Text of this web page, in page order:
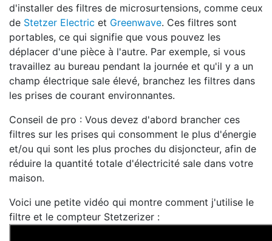
d'installer des filtres de microsurtensions, comme ceux
de Stetzer Electric et Greenwave. Ces filtres sont
portables, ce qui signifie que vous pouvez les
déplacer d'une pièce à l'autre. Par exemple, si vous
travaillez au bureau pendant la journée et qu'il y a un
champ électrique sale élevé, branchez les filtres dans
les prises de courant environnantes.
Conseil de pro : Vous devez d'abord brancher ces
filtres sur les prises qui consomment le plus d'énergie
et/ou qui sont les plus proches du disjoncteur, afin de
réduire la quantité totale d'électricité sale dans votre
maison.
Voici une petite vidéo qui montre comment j'utilise le
filtre et le compteur Stetzerizer :